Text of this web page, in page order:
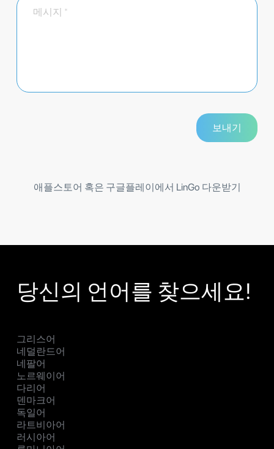
애플스토어 혹은 구글플레이에서 LinGo 다운받기
당신의 언어를 찾으세요!
그리스어
네덜란드어
네팔어
노르웨이어
다리어
덴마크어
독일어
라트비아어
러시아어